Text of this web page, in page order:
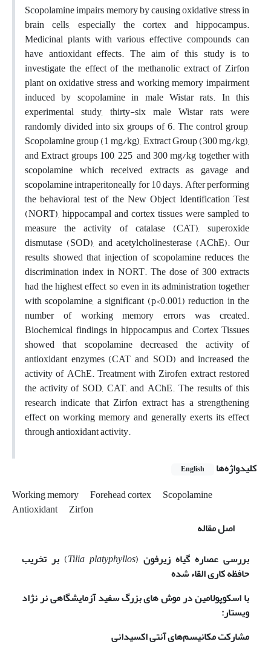
Scopolamine impairs memory by causing oxidative stress in
brain cells, especially the cortex and hippocampus.
Medicinal plants with various effective compounds can
have antioxidant effects. The aim of this study is to
investigate the effect of the methanolic extract of Zirfon
plant on oxidative stress and working memory impairment
induced by scopolamine in male Wistar rats. In this
experimental study, thirty-six male Wistar rats were
randomly divided into six groups of 6. The control group,
Scopolamine group (1 mg/kg), Extract Group (300 mg/kg),
and Extract groups 100, 225, and 300 mg/kg together with
scopolamine which received extracts as gavage and
scopolamine intraperitoneally for 10 days. After performing
the behavioral test of the New Object Identification Test
(NORT), hippocampal and cortex tissues were sampled to
measure the activity of catalase (CAT), superoxide
dismutase (SOD), and acetylcholinesterase (AChE). Our
results showed that injection of scopolamine reduces the
discrimination index in NORT. The dose of 300 extracts
had the highest effect, so even in its administration together
with scopolamine, a significant (p<0.001) reduction in the
number of working memory errors was created.
Biochemical findings in hippocampus and Cortex Tissues
showed that scopolamine decreased the activity of
antioxidant enzymes (CAT and SOD) and increased the
activity of AChE. Treatment with Zirofen extract restored
the activity of SOD, CAT, and AChE. The results of this
research indicate that Zirfon extract has a strengthening
effect on working memory and generally exerts its effect
through antioxidant activity.
کلیدواژه‌ها
English
Working memory Forehead cortex
Scopolamine
Antioxidant Zirfon
اصل مقاله
بررسی عصاره گیاه زیرفون (
Tilia platyphyllos
) بر تخریب
حافظه کاری القاء شده
با اسکوپولامین در موشهای بزرگ سفید آزمایشگاهی نر نژاد
ویستار:
مشارکت مکانیسم‌های آنتی اکسیدانی